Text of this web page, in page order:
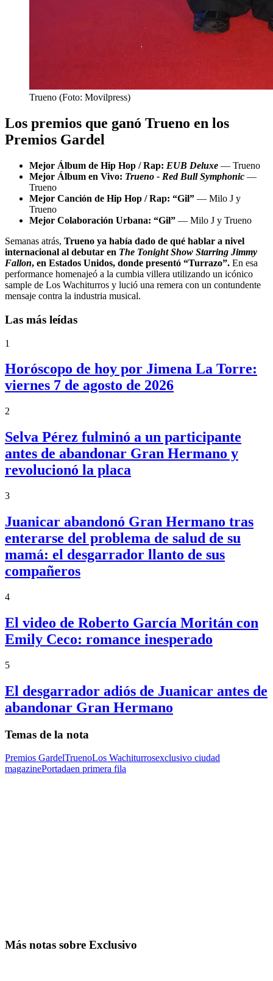
Trueno (Foto: Movilpress)
Los premios que ganó Trueno en los
Premios Gardel
Mejor Álbum de Hip Hop / Rap: EUB Deluxe — Trueno
Mejor Álbum en Vivo: Trueno - Red Bull Symphonic —
Trueno
Mejor Canción de Hip Hop / Rap: “Gil” — Milo J y
Trueno
Mejor Colaboración Urbana: “Gil” — Milo J y Trueno
Semanas atrás, Trueno ya había dado de qué hablar a nivel
internacional al debutar en The Tonight Show Starring Jimmy
Fallon, en Estados Unidos, donde presentó “Turrazo”. En esa
performance homenajeó a la cumbia villera utilizando un icónico
sample de Los Wachiturros y lució una remera con un contundente
mensaje contra la industria musical.
Las más leídas
1
Horóscopo de hoy por Jimena La Torre:
viernes 7 de agosto de 2026
2
Selva Pérez fulminó a un participante
antes de abandonar Gran Hermano y
revolucionó la placa
3
Juanicar abandonó Gran Hermano tras
enterarse del problema de salud de su
mamá: el desgarrador llanto de sus
compañeros
4
El video de Roberto García Moritán con
Emily Ceco: romance inesperado
5
El desgarrador adiós de Juanicar antes de
abandonar Gran Hermano
Temas de la nota
Premios GardelTruenoLos Wachiturrosexclusivo ciudad
magazinePortadaen primera fila
Más notas sobre Exclusivo